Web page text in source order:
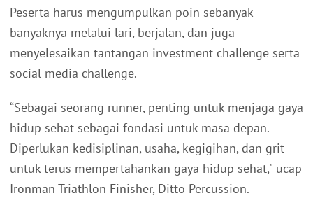
Peserta harus mengumpulkan poin sebanyak-
banyaknya melalui lari, berjalan, dan juga
menyelesaikan tantangan investment challenge serta
social media challenge.
“Sebagai seorang runner, penting untuk menjaga gaya
hidup sehat sebagai fondasi untuk masa depan.
Diperlukan kedisiplinan, usaha, kegigihan, dan grit
untuk terus mempertahankan gaya hidup sehat," ucap
Ironman Triathlon Finisher, Ditto Percussion.